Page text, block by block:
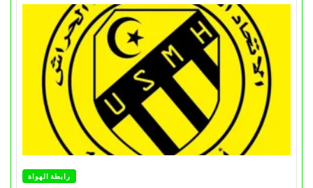
رابطة الهواة